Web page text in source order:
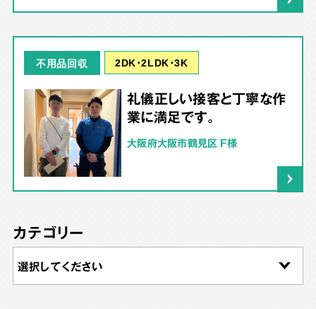
不用品回収 2DK･2LDK･3K
礼儀正しい接客と丁寧な作
業に満足です。
大阪府大阪市鶴見区 F様
カテゴリー